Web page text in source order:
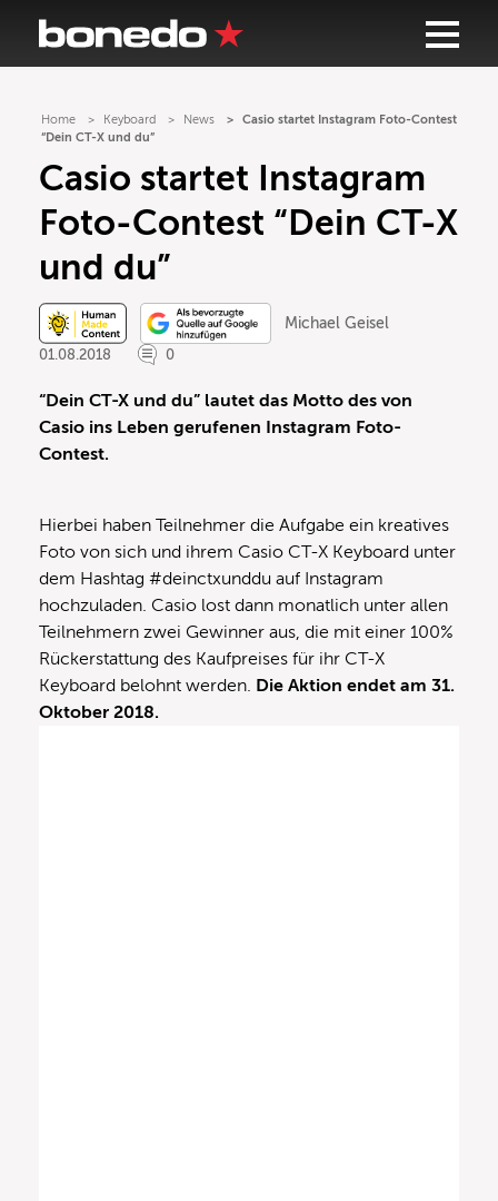
Home Keyboard News
Casio startet Instagram Foto-Contest
“Dein CT-X und du”
Casio startet Instagram
Foto-Contest “Dein CT-X
und du”
Michael Geisel
01.08.2018
0
“Dein CT-X und du” lautet das Motto des von
Casio ins Leben gerufenen Instagram Foto-
Contest.
Hierbei haben Teilnehmer die Aufgabe ein kreatives
Foto von sich und ihrem Casio CT-X Keyboard unter
dem Hashtag #deinctxunddu auf Instagram
hochzuladen. Casio lost dann monatlich unter allen
Teilnehmern zwei Gewinner aus, die mit einer 100%
Rückerstattung des Kaufpreises für ihr CT-X
Keyboard belohnt werden. Die Aktion endet am 31.
Oktober 2018.